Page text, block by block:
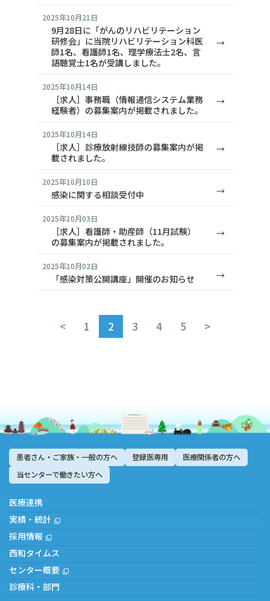
2025年10月21日
9月28日に「がんのリハビリテーション
研修会」に当院リハビリテーション科医
師1名、看護師1名、理学療法士2名、言
語聴覚士1名が受講しました。
2025年10月14日
［求人］事務職（情報通信システム業務
経験者）の募集案内が掲載されました。
2025年10月14日
［求人］診療放射線技師の募集案内が掲
載されました。
2025年10月10日
感染に関する相談受付中
2025年10月03日
［求人］看護師・助産師（11月試験）
の募集案内が掲載されました。
2025年10月02日
「感染対策公開講座」開催のお知らせ
< 1 2 3 4 5 >
患者さん・ご家族・一般の方へ 登録医専用
医療関係者の方へ
当センターで働きたい方へ
医療連携
実績・統計
採用情報
西和タイムス
センター概要
診療科・部門